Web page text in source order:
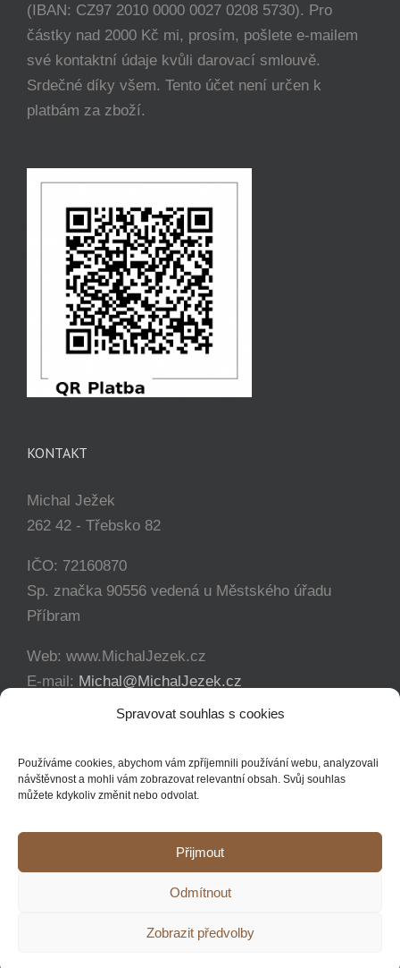
Spravovat souhlas s cookies
Používáme cookies, abychom vám zpříjemnili používání webu, analyzovali
návštěvnost a mohli vám zobrazovat relevantní obsah. Svůj souhlas
můžete kdykoliv změnit nebo odvolat.
Přijmout
Odmítnout
Zobrazit předvolby
(IBAN: CZ97 2010 0000 0027 0208 5730). Pro
částky nad 2000 Kč mi, prosím, pošlete e-mailem
své kontaktní údaje kvůli darovací smlouvě.
Srdečné díky všem. Tento účet není určen k
platbám za zboží.
KONTAKT
Michal Ježek
262 42 - Třebsko 82
IČO: 72160870
Sp. značka 90556 vedená u Městského úřadu
Příbram
Web: www.MichalJezek.cz
E-mail: Michal@MichalJezek.cz
+420 777 346 649
YouTubeFacebookInstagram